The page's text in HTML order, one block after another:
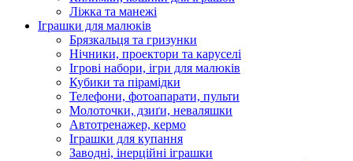
Ліжка та манежі
Іграшки для малюків
Брязкальця та гризунки
Нічники, проектори та каруселі
Ігрові набори, ігри для малюків
Кубики та пірамідки
Телефони, фотоапарати, пульти
Молоточки, дзиґи, неваляшки
Автотренажер, кермо
Іграшки для купання
Заводні, інерційні іграшки